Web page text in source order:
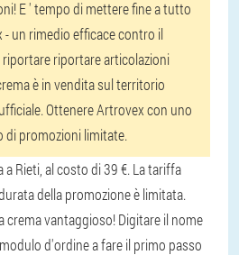
E ' tempo di mettere fine a tutto
un rimedio efficace contro il
riportare articolazioni
è in vendita sul territorio
Ottenere Artrovex con uno
di promozioni limitate.
Rieti, al costo di 39 €. La tariffa
della promozione è limitata.
vantaggioso! Digitare il nome
d'ordine a fare il primo passo